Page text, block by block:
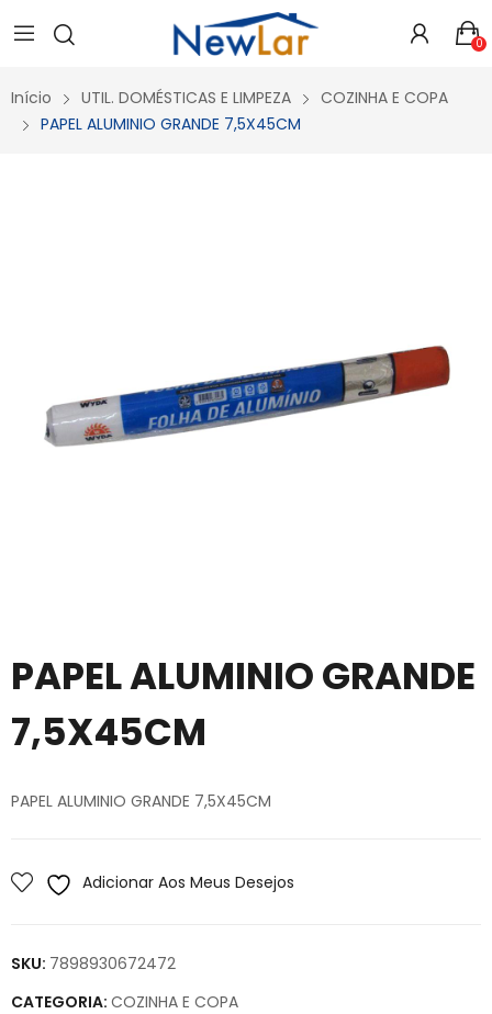
Secure crypto portfolio manager for desktops and mobile -
Visit Ledger Live
- easily manage, stake, and track assets. 0
Início UTIL. DOMÉSTICAS E LIMPEZA
COZINHA E COPA
PAPEL ALUMINIO GRANDE 7,5X45CM
PAPEL ALUMINIO GRANDE
7,5X45CM
PAPEL ALUMINIO GRANDE 7,5X45CM
Adicionar Aos Meus Desejos
SKU: 7898930672472
CATEGORIA: COZINHA E COPA